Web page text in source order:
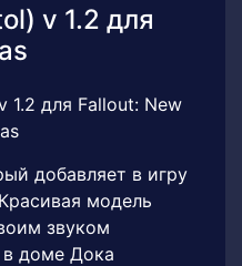
v 1.2 для
добавляет в игру
модель
звуком
доме Дока